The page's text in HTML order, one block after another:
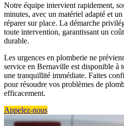
Notre équipe intervient rapidement,
minutes, avec un matériel adapté et
réparer sur place. La démarche
toute intervention, garantissant un
durable.
Les urgences en plomberie ne
service en Bernaville est disponible à
une tranquillité immédiate. Faites
pour résoudre vos problèmes de
efficacement.
Appelez-nous